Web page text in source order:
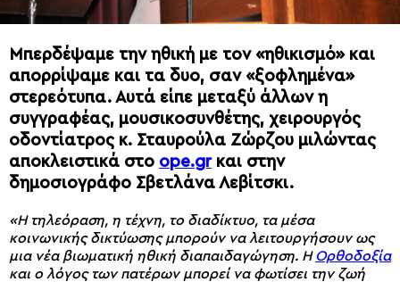
Μπερδέψαμε την ηθική με τον «ηθικισμό» και
απορρίψαμε και τα δυο, σαν «ξοφλημένα»
στερεότυπα. Αυτά είπε μεταξύ άλλων η
συγγραφέας, μουσικοσυνθέτης, χειρουργός
οδοντίατρος κ. Σταυρούλα Ζώρζου μιλώντας
αποκλειστικά στο ope.grκαι στην
δημοσιογράφο Σβετλάνα Λεβίτσκι.
«Η τηλεόραση, η τέχνη, το διαδίκτυο, τα μέσα
κοινωνικής δικτύωσης μπορούν να λειτουργήσουν ως
μια νέα βιωματική ηθική διαπαιδαγώγηση. ΗΟρθοδοξία
και ο λόγος των πατέρων μπορεί να φωτίσει την ζωή